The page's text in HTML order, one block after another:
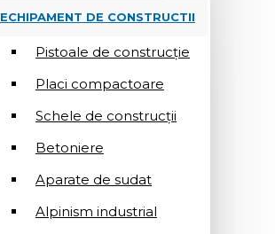
ECHIPAMENT DE CONSTRUCTII
Pistoale de construcție
Placi compactoare
Schele de construcții
Betoniere
Aparate de sudat
Alpinism industrial